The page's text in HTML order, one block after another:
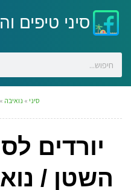
סיני טיפים
סיני » נואיבה »
השטן /